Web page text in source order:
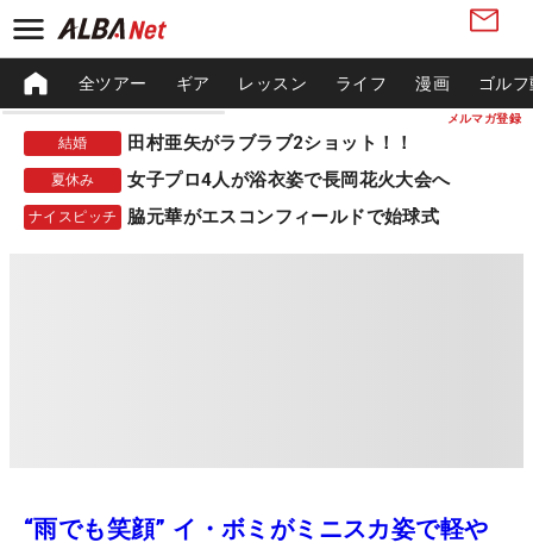
メルマガ登録
全ツアー ギア レッスン ライフ 漫画 ゴル
結婚 田村亜矢がラブラブ2ショット！！
夏休み 女子プロ4人が浴衣姿で長岡花火大会へ
ナイスピッチ 脇元華がエスコンフィールドで始球式
“雨でも笑顔” イ・ボミがミニスカ姿で軽や